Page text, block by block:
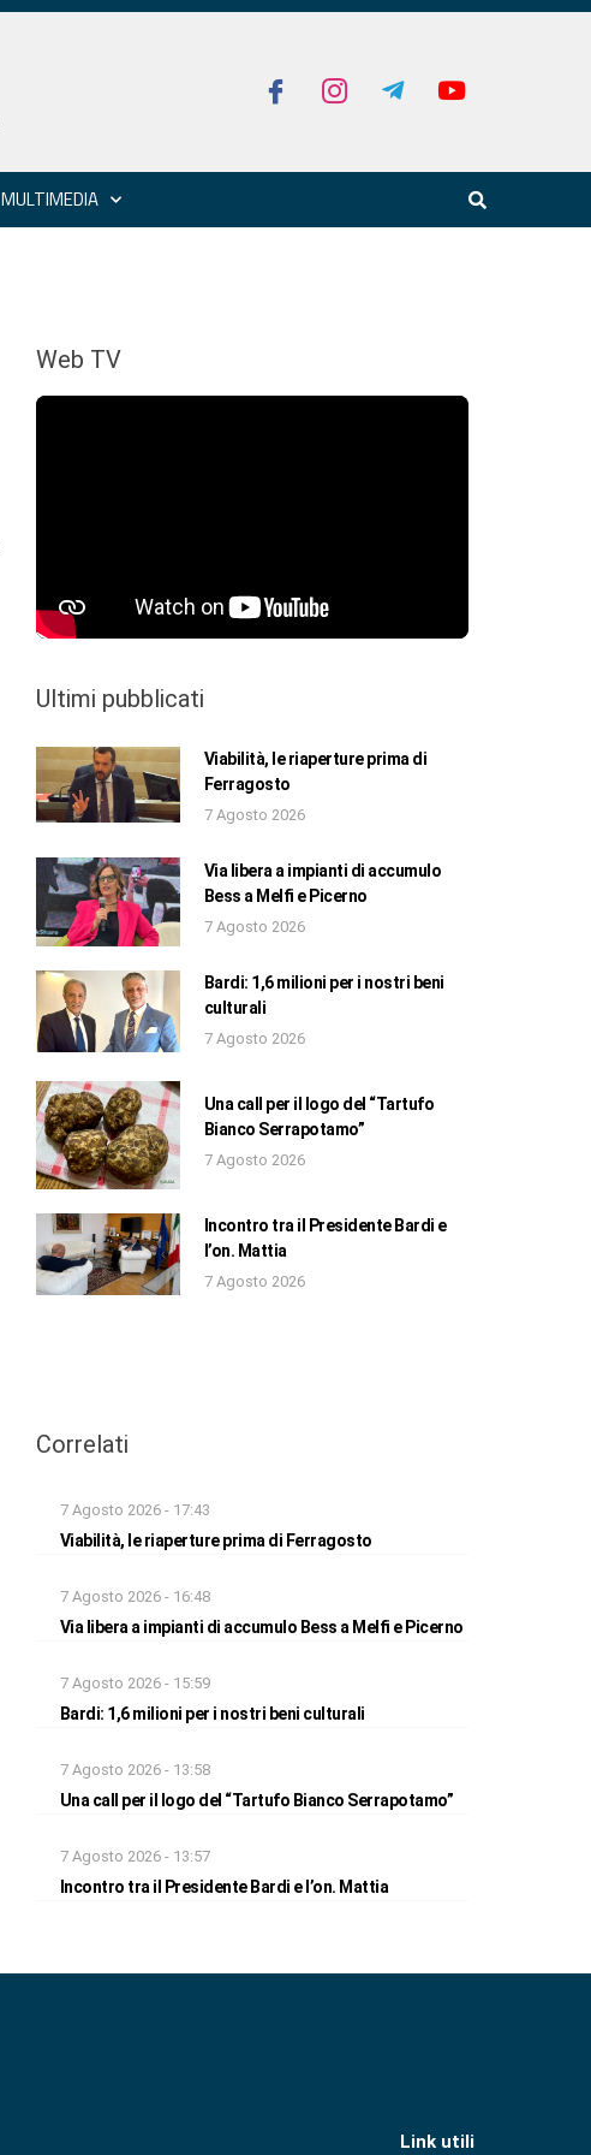
MULTIMEDIA
Web TV
Ultimi pubblicati
Viabilità, le riaperture prima di
Ferragosto
7 Agosto 2026
Via libera a impianti di accumulo
Bess a Melfi e Picerno
7 Agosto 2026
Bardi: 1,6 milioni per i nostri beni
culturali
7 Agosto 2026
Una call per il logo del “Tartufo
Bianco Serrapotamo”
7 Agosto 2026
Incontro tra il Presidente Bardi e
l’on. Mattia
7 Agosto 2026
Correlati
7 Agosto 2026 - 17:43
Viabilità, le riaperture prima di Ferragosto
7 Agosto 2026 - 16:48
Via libera a impianti di accumulo Bess a Melfi e Picerno
7 Agosto 2026 - 15:59
Bardi: 1,6 milioni per i nostri beni culturali
7 Agosto 2026 - 13:58
Una call per il logo del “Tartufo Bianco Serrapotamo”
7 Agosto 2026 - 13:57
Incontro tra il Presidente Bardi e l’on. Mattia
Link utili